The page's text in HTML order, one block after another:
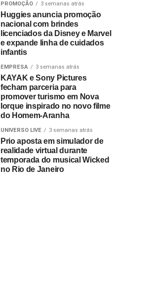
PROMOÇÃO 3 semanas atrás
Huggies anuncia promoção
nacional com brindes
licenciados da Disney e Marvel
e expande linha de cuidados
infantis
EMPRESA 3 semanas atrás
KAYAK e Sony Pictures
fecham parceria para
promover turismo em Nova
Iorque inspirado no novo filme
do Homem-Aranha
UNIVERSO LIVE 3 semanas atrás
Prio aposta em simulador de
realidade virtual durante
temporada do musical Wicked
no Rio de Janeiro